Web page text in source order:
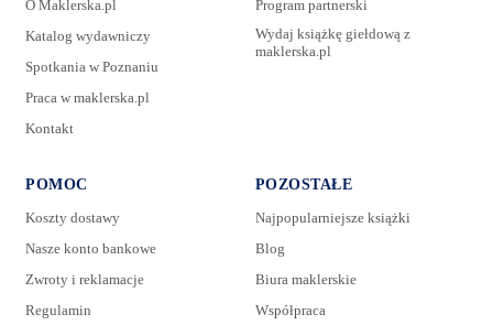
O Maklerska.pl
Katalog wydawniczy
Spotkania w Poznaniu
Praca w maklerska.pl
Kontakt
Program partnerski
Wydaj książkę giełdową z
maklerska.pl
POMOC
Koszty dostawy
Nasze konto bankowe
Zwroty i reklamacje
Regulamin
POZOSTAŁE
Najpopularniejsze książki
Blog
Biura maklerskie
Współpraca
E-mail: